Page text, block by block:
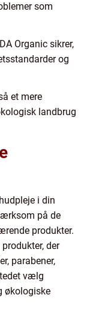
som
Organic sikrer,
og
et mere
landbrug
i din
på de
produkter.
der
parabener,
vælg
økologiske